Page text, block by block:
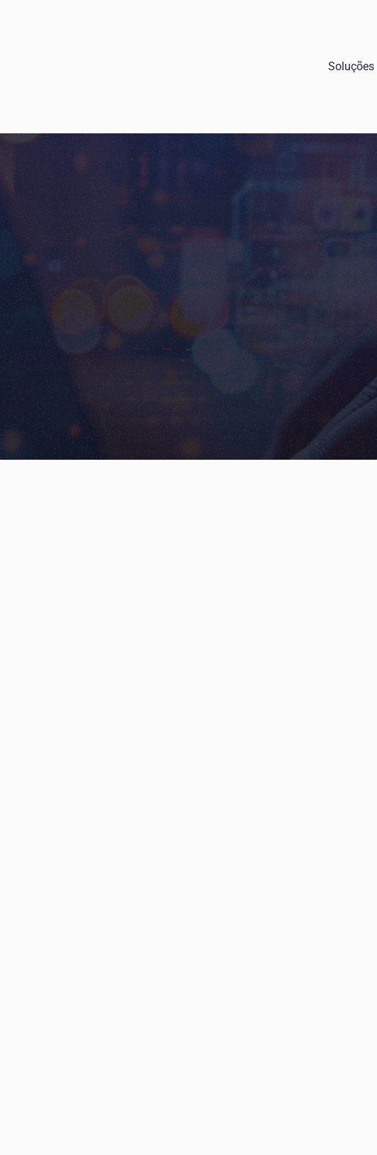
Soluções